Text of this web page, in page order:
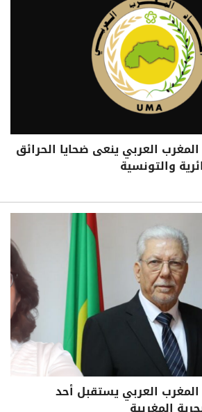
المغرب العربي ينعى ضحايا الحرائق
والتونسية
المغرب العربي يستقبل أحد